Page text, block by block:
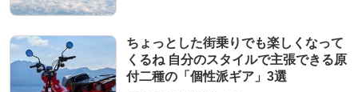
ちょっとした街乗りでも楽しくなって
くるね 自分のスタイルで主張できる原
付二種の「個性派ギア」3選